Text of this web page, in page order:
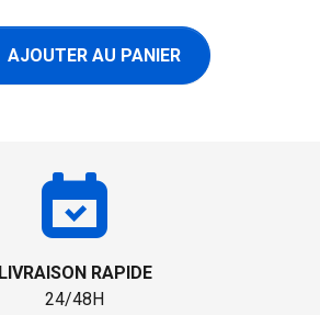
AJOUTER AU PANIER
LIVRAISON RAPIDE
24/48H